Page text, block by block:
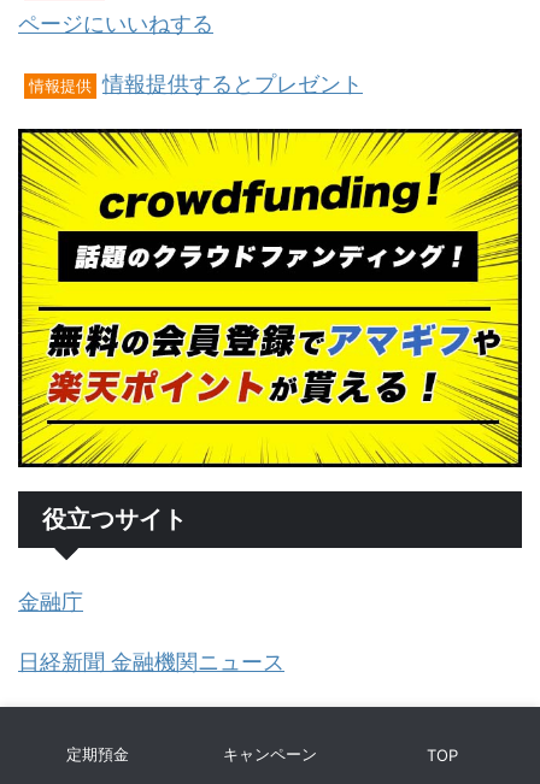
ページにいいねする
情報提供 情報提供するとプレゼント
役立つサイト
金融庁
日経新聞 金融機関ニュース
定期預金 キャンペーン TOP